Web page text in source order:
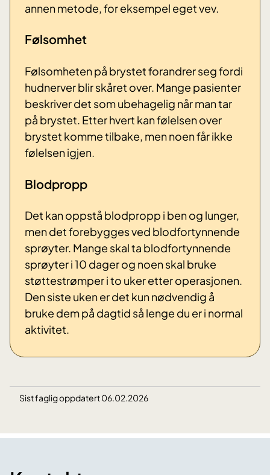
annen metode, for eksempel eget vev.
Følsomhet
Følsomheten på brystet forandrer seg fordi
hudnerver blir skåret over. Mange pasienter
beskriver det som ubehagelig når man tar
på brystet. Etter hvert kan følelsen over
brystet komme tilbake, men noen får ikke
følelsen igjen.
Blodpropp
Det kan oppstå blodpropp i ben og lunger,
men det forebygges ved blodfortynnende
sprøyter. Mange skal ta blodfortynnende
sprøyter i 10 dager og noen skal bruke
støttestrømper i to uker etter operasjonen.
Den siste uken er det kun nødvendig å
bruke dem på dagtid så lenge du er i normal
aktivitet.
Sist faglig oppdatert 06.02.2026